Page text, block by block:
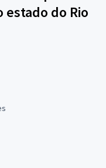
estado do Rio